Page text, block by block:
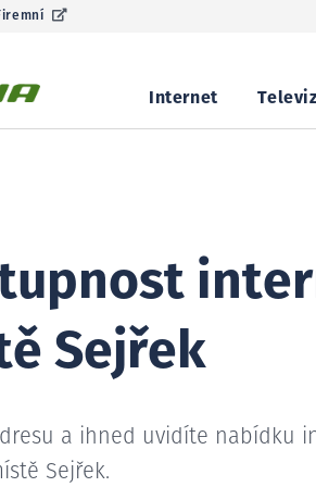
Internet
Sejřek
a ihned uvidíte nabídku
Sejřek.